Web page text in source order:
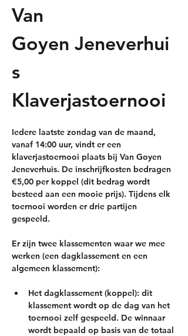
Van
Goyen Jeneverhui
s
Klaverjastoernooi
Iedere laatste zondag van de maand,
vanaf 14:00 uur, vindt er een
klaverjastoernooi plaats bij Van Goyen
Jeneverhuis. De inschrijfkosten bedragen
€5,00 per koppel (dit bedrag wordt
besteed aan een mooie prijs). Tijdens elk
toernooi worden er drie partijen
gespeeld.
Er zijn twee klassementen waar we mee
werken (een dagklassement en een
algemeen klassement):
Het dagklassement (koppel): dit
klassement wordt op de dag van het
toernooi zelf gespeeld. De winnaar
wordt bepaald op basis van de totaal